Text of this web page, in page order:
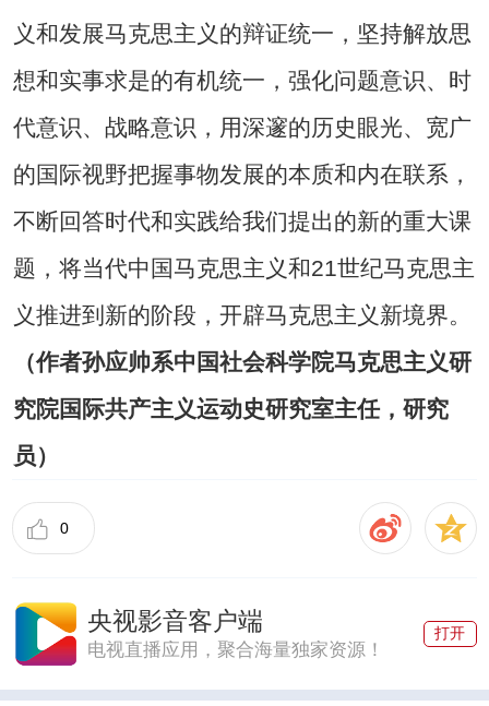
义和发展马克思主义的辩证统一，坚持解放思
想和实事求是的有机统一，强化问题意识、时
代意识、战略意识，用深邃的历史眼光、宽广
的国际视野把握事物发展的本质和内在联系，
不断回答时代和实践给我们提出的新的重大课
题，将当代中国马克思主义和21世纪马克思主
义推进到新的阶段，开辟马克思主义新境界。
（作者孙应帅系中国社会科学院马克思主义研
究院国际共产主义运动史研究室主任，研究
员）
0
央视影音客户端
电视直播应用，聚合海量独家资源！
打开